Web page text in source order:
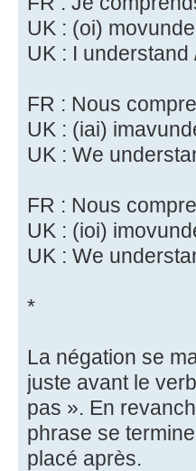
UK : (oi)
UK : I understand
FR : Nous
UK : (iai)
UK : We
FR : Nous
UK : (ioi)
UK : We
*
La négation se
juste avant le
pas ». En
phrase se
placé après.